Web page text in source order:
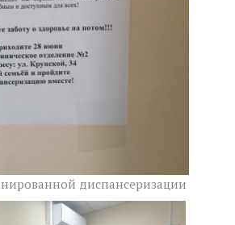
диспансеризации